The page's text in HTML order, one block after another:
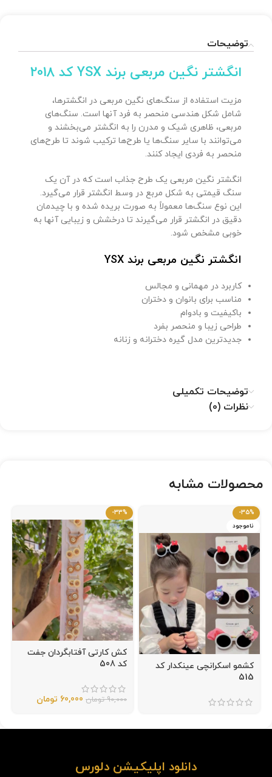
توضیحات
انگشتر نگین مربعی برند YSX کد 2018
مزیت استفاده از سنگ‌های نگین مربعی در انگشترها،
شامل شکل هندسی منحصر به فرد آنها است. سنگ‌های
مربعی، ظاهری شیک و مدرن را به انگشتر می‌بخشند و
می‌توانند با سایر سنگ‌ها یا طرح‌ها ترکیب شوند تا طرح‌های
منحصر به فردی ایجاد کنند.
انگشتر نگین مربعی یک طرح جذاب است که در آن یک
سنگ قیمتی به شکل مربع در وسط انگشتر قرار می‌گیرد.
این نوع سنگ‌ها معمولاً به صورت بریده شده و با چیدمان
دقیق در انگشتر قرار می‌گیرند تا درخشش و زیبایی آنها به
خوبی مشخص شود.
انگشتر نگین مربعی برند YSX
کاربرد در مهمانی و مجالس
مناسب برای بانوان و دختران
باکیفیت و بادوام
طراحی زیبا و منحصر بفرد
جدیدترین مدل گیره دخترانه و زنانه
توضیحات تکمیلی
نظرات (0)
محصولات مشابه
-35%
ناموجود
کشمو اسکرانچی عینکدار کد
515
-33%
کش کارتی آفتابگردان جفت
کد 508
90,000 تومان 60,000 تومان
دانلود اپلیکیشن دلورس